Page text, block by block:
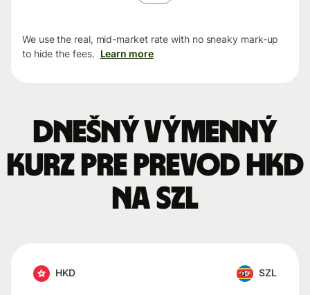
We use the real, mid-market rate with no sneaky mark-up
to hide the fees. Learn more
Dnešný výmenný
kurz pre prevod HKD
na SZL
HKD SZL